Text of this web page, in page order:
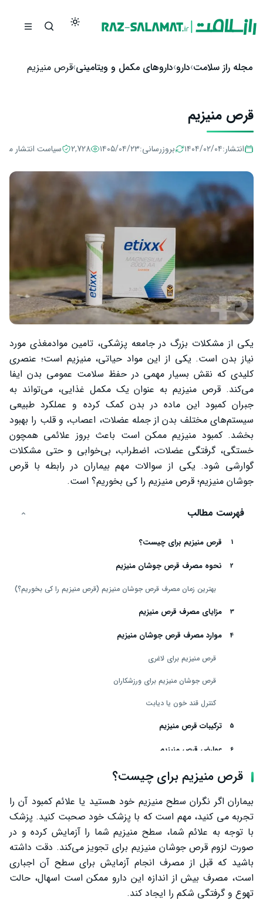
مجله راز سلامت دارو داروهای مکمل و ویتامینی قرص منیزیم
قرص منیزیم
انتشار:۱۴۰۴/۰۲/۰۴ بروزرسانی:۱۴۰۵/۰۴/۲۳ 2,728 سیاست انتشار
یکی از مشکلات بزرگ در جامعه پزشکی، تامین موادمغذی مورد
نیاز بدن است. یکی از این مواد حیاتی، منیزیم است؛ عنصری
کلیدی که نقش بسیار مهمی در حفظ سلامت عمومی بدن ایفا
می‌کند. قرص منیزیم به عنوان یک مکمل غذایی، می‌تواند به
جبران کمبود این ماده در بدن کمک کرده و عملکرد طبیعی
سیستم‌های مختلف بدن از جمله عضلات، اعصاب، و قلب را بهبود
بخشد. کمبود منیزیم ممکن است باعث بروز علائمی همچون
خستگی، گرفتگی عضلات، اضطراب، بی‌خوابی و حتی مشکلات
گوارشی شود. یکی از سوالات مهم بیماران در رابطه با قرص
جوشان منیزیم؛ قرص منیزیم را کی بخوریم؟ است.
فهرست مطالب
قرص منیزیم برای چیست؟
نحوه مصرف قرص جوشان منیزیم
بهترین زمان مصرف قرص جوشان منیزیم (قرص منیزیم را کی بخوریم؟)
مزایای مصرف قرص منیزیم
موارد مصرف قرص جوشان منیزیم
قرص منیزیم برای لاغری
قرص جوشان منیزیم برای ورزشکاران
کنترل قند خون یا دیابت
ترکیبات قرص منیزیم
عوارض قرص منیزیم
موارد احتیاط
قرص منیزیم در بارداری
تداخل دارویی قرص منیزیم
سخن پایانی
قرص منیزیم برای چیست؟
بیماران اگر نگران سطح منیزیم خود هستید یا علائم کمبود آن را
تجربه می کنید، مهم است که با پزشک خود صحبت کنید. پزشک
با توجه به علائم شما، سطح منیزیم شما را آزمایش کرده و در
صورت لزوم قرص جوشان منیزیم برای تجویز می‌کند. دقت داشته
باشید که قبل از مصرف انجام آزمایش برای سطح آن اجباری
است، مصرف بیش از اندازه این دارو ممکن است اسهال، حالت
تهوع و گرفتگی شکم را ایجاد کند.